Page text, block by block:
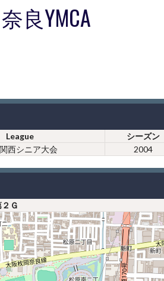
奈良YMCA
League
シーズン
西シニア大会 2004
Ｇ